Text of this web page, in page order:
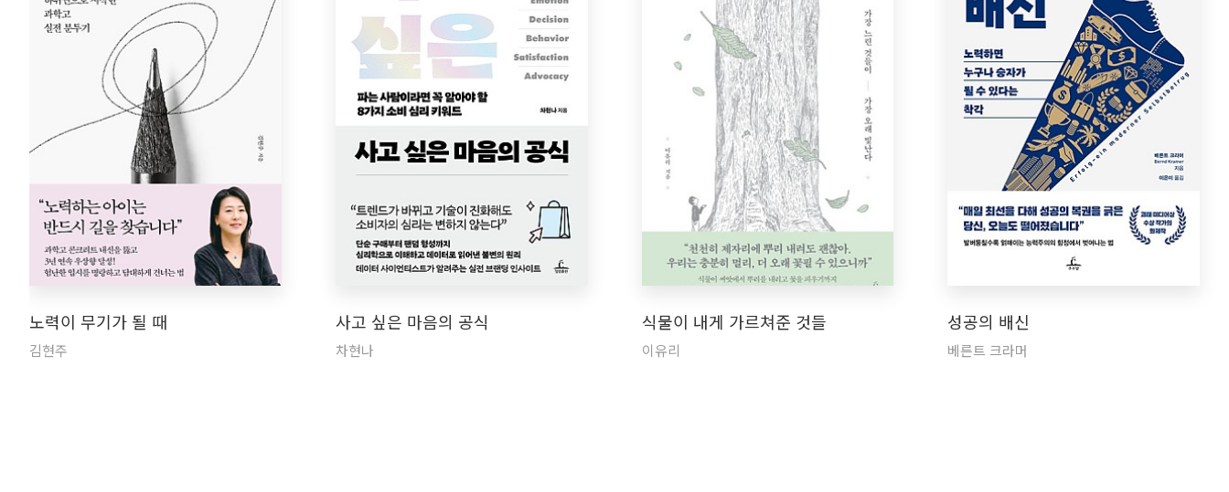
노력이 무기가 될 때
김현주
사고 싶은 마음의 공식
차현나
식물이 내게 가르쳐준 것들
이유리
성공의 배신
베른트 크라머